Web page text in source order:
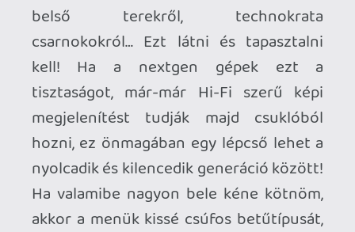
A technikai letétemények mellé már csak
olyan marketinges szempontból sem
mellékes újításokat lehet felírni, mint a
240 Hz-es frissítés és az ultraszéles
monitorok támogatása, vagy a fotómód.
A Half-Life/Portal tartalmak egészen
jópofa mellékküldetéseket hoznak a
Death Stranding világába, ezek közül pár
poént csak a „cameo”-jelleg miatt is
érdemes lesz felderíteni, de egy tárgynak
(nem spoilerezek) komolyabb szerep is
juthat a játék végigtolása során.